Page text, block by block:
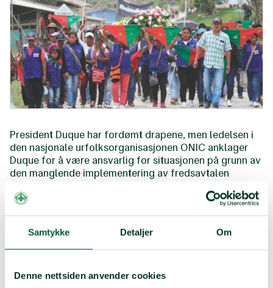
Samtykke Detaljer Om
Denne nettsiden anvender cookies
President Duque har fordømt drapene, men ledelsen i
den nasjonale urfolksorganisasjonen ONIC anklager
Duque for å være ansvarlig for situasjonen på grunn av
den manglende implementering av fredsavtalen
hans politiske ledelse er en stadig økende voldsspiral
Den 2. november holdt Norsk Folkehjelps
partnerorganisasjon ONIC en pressekonferanse i
forfølgelsen av sosiale ledere og krever at den